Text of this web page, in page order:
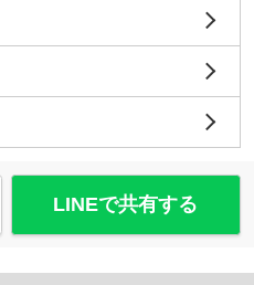
LINEで共有する